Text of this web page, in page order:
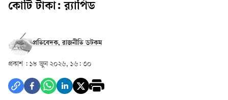
কোটি টাকা: র‍্যাপিড
প্রতিবেদক, রাজনীতি ডটকম
প্রকাশ : ১৮ জুন ২০২৬, ১৬: ৩০